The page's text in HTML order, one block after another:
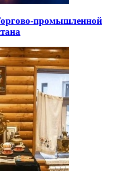
промышленной